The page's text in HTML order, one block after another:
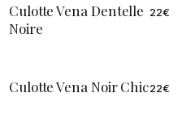
Culotte Vena Dentelle
Noire
22€
Culotte Vena Noir Chic22€